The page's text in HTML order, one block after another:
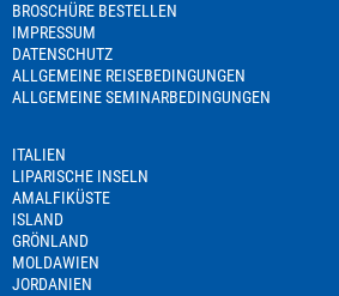
BROSCHÜRE BESTELLEN
IMPRESSUM
DATENSCHUTZ
ALLGEMEINE REISEBEDINGUNGEN
ALLGEMEINE SEMINARBEDINGUNGEN
ITALIEN
LIPARISCHE INSELN
AMALFIKÜSTE
ISLAND
GRÖNLAND
MOLDAWIEN
JORDANIEN